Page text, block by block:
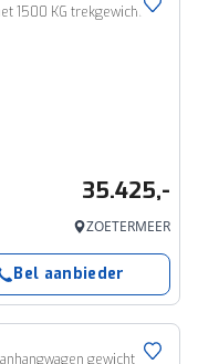
7 1.5 GDI SHS-P Exclusive Plug-In Hybride met 1500 KG trekgewicht, 1200 KM RANGE Navigatie, Elektrische achterklep, Luxe lederen bekleding en 7 jaar garantie, Direct leverbaar
35.425,-
ZOETERMEER
Bel aanbieder
gewicht